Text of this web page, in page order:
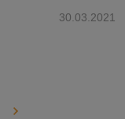
30.03.2021